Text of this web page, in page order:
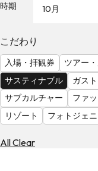
る
気
を
見
る
時期 10月
こだわり
入場・拝観券 ツアー
サスティナブル
ガス
サブカルチャー
ファ
リゾート
フォトジェ
All Clear